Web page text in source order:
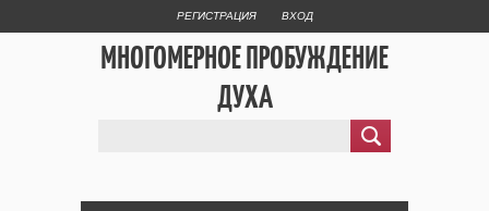
РЕГИСТРАЦИЯ ВХОД
МНОГОМЕРНОЕ ПРОБУЖДЕНИЕ
ДУХА